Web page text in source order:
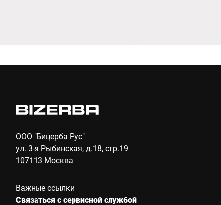
ООО "Бицерба Рус"
ул. 3-я Рыбинская, д.18, стр.19
107113 Москва
Важные ссылки
Связаться с сервисной службой